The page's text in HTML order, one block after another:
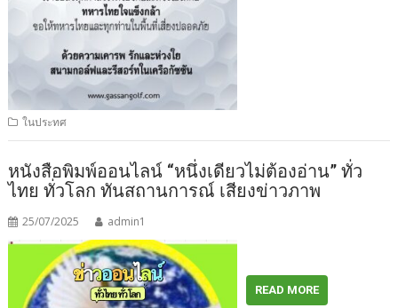
ในประทศ
หนังสือพิมพ์ออนไลน์ “หนึ่งเดียวไม่ต้องอ่าน” ทั่ว
ไทย ทั่วโลก ทันสถานการณ์ เสียงข่าวภาพ
25/07/2025 admin1
READ MORE